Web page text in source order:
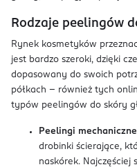
Rodzaje peelingów
Rynek kosmetyków
jest bardzo szeroki, dzięki
dopasowany do swoich
półkach – również tych
typów peelingów do skóry
Peelingi mechaniczne
drobinki ścierające,
naskórek. Najczęściej